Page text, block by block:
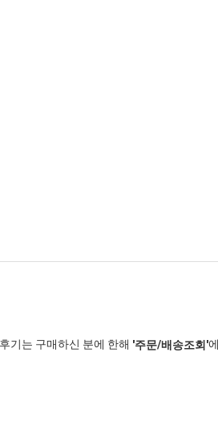
기는 구매하신 분에 한해 '주문/배송조회'